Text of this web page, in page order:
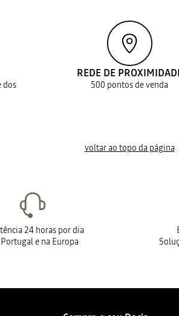
dos
REDE DE
500 pontos de venda
voltar ao topo da página
24 horas por dia
e na Europa